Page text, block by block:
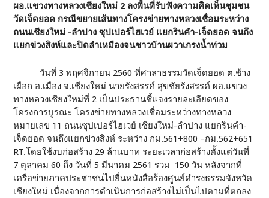
ผอ.แขวงทางหลวงเชียงใหม่ 2 ลงพื้นที่รับฟังความคิดเห็นชุมชน
วัดเจ็ดยอด กรณีขยายเส้นทางโครงข่ายทางหลวงเชื่อมระหว่าง
ถนนเชียงใหม่ -ลำปาง ซุปเปอร์ไฮเวย์ แยกรินคำ-เจ็ดยอด จนถึง
แยกข่วงสิงห์และปิดลำเหมืองจนชาวบ้านผวาเกรงน้ำท่วม
วันที่ 3 พฤศจิกายน 2560 ที่ศาลาธรรมวัดเจ็ดยอด ต.ช้าง
เผือก อ.เมือง จ.เชียงใหม่ นายรังสรรค์ สุขชัยรังสรรค์ ผอ.แขวง
ทางหลวงเชียงใหม่ที่ 2 เป็นประธานชี้แจงรายละเอียดของ
โครงการบูรณะ โครงข่ายทางหลวงเชื่อมระหว่างทางหลวง
หมายเลข 11 ถนนซุปเปอร์ไฮเวย์ เชียงใหม่-ลำปาง แยกรินคำ-
เจ็ดยอด จนถึงแยกข่วงสิงห์ ระหว่าง กม.561+800 –กม.562+651
RT.โดยใช้งบก่อสร้าง 29 ล้านบาท ระยะเวลาก่อสร้างตั้งแต่วันที่
7 ตุลาคม 60 ถึง วันที่ 5 มีนาคม 2561 รวม 150 วัน หลังจากที่
เครือข่ายภาคประชาชนไปยื่นหนังสือร้องศูนย์ดำรงธรรมจังหวัด
เชียงใหม่ เนื่องจากการดำเนินการก่อสร้างไม่เป็นไปตามที่ตกลง